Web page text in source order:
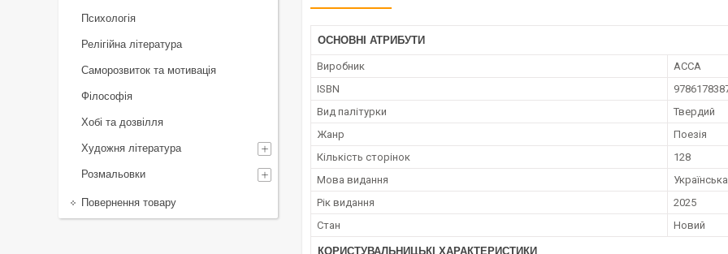
ОСНОВНІ АТРИБУТИ
Виробник
АССА
ISBN
Вид палітурки
Твердий
Жанр
Поезія
Кількість сторінок
128
Мова видання
Українська
Рік видання
2025
Стан
Новий
КОРИСТУВАЛЬНИЦЬКІ ХАРАКТЕРИСТИКИ
Психологія
Релігійна література
Саморозвиток та мотивація
Філософія
Хобі та дозвілля
Художня література
Розмальовки
Повернення товару